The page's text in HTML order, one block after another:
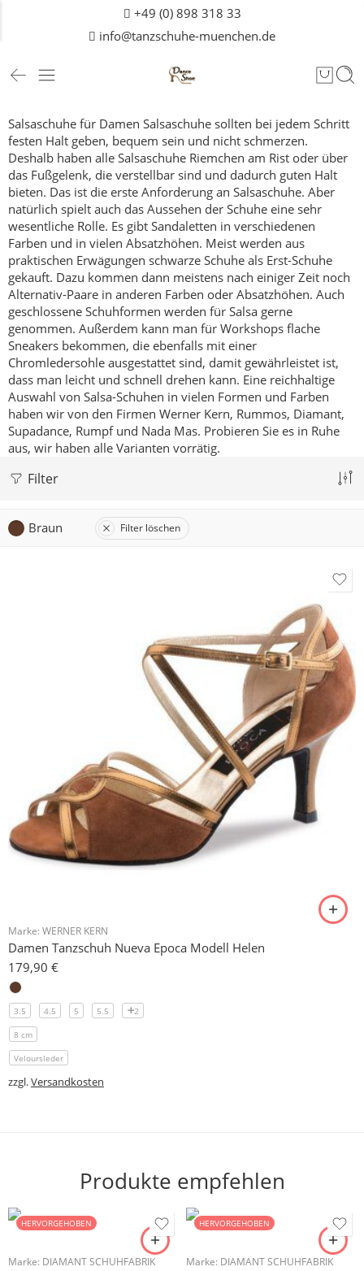
+49 (0) 898 318 33
info@tanzschuhe-muenchen.de
Salsaschuhe für Damen Salsaschuhe sollten bei jedem Schritt
festen Halt geben, bequem sein und nicht schmerzen.
Deshalb haben alle Salsaschuhe Riemchen am Rist oder über
das Fußgelenk, die verstellbar sind und dadurch guten Halt
bieten. Das ist die erste Anforderung an Salsaschuhe. Aber
natürlich spielt auch das Aussehen der Schuhe eine sehr
wesentliche Rolle. Es gibt Sandaletten in verschiedenen
Farben und in vielen Absatzhöhen. Meist werden aus
praktischen Erwägungen schwarze Schuhe als Erst-Schuhe
gekauft. Dazu kommen dann meistens nach einiger Zeit noch
Alternativ-Paare in anderen Farben oder Absatzhöhen. Auch
geschlossene Schuhformen werden für Salsa gerne
genommen. Außerdem kann man für Workshops flache
Sneakers bekommen, die ebenfalls mit einer
Chromledersohle ausgestattet sind, damit gewährleistet ist,
dass man leicht und schnell drehen kann. Eine reichhaltige
Auswahl von Salsa-Schuhen in vielen Formen und Farben
haben wir von den Firmen Werner Kern, Rummos, Diamant,
Supadance, Rumpf und Nada Mas. Probieren Sie es in Ruhe
aus, wir haben alle Varianten vorrätig.
Filter
Braun Filter löschen
Marke: WERNER KERN
Damen Tanzschuh Nueva Epoca Modell Helen
179,90 €
3.5 4.5 5 5.5 2
8 cm
Veloursleder
zzgl.Versandkosten
Produkte empfehlen
HERVORGEHOBEN
Marke: DIAMANT SCHUHFABRIK
HERVORGEHOBEN
Marke: DIAMANT SCHUHFABRIK